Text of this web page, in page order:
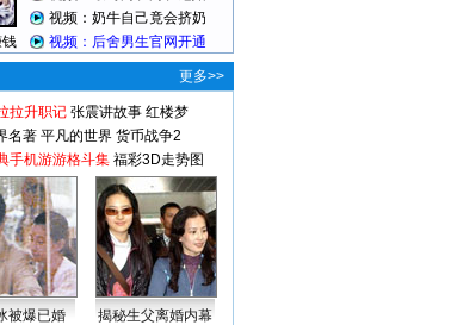
更多>>
拉升职记 张震讲故事 红楼梦
名著 平凡的世界 货币战争2
手机游游格斗集 福彩3D走势图
被爆已婚
揭秘生父离婚内幕